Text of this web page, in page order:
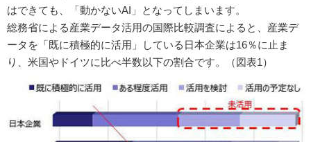
はできても、「動かないAI」となってしまいます。
総務省による産業データ活用の国際比較調査によると、産業デ
ータを「既に積極的に活用」している日本企業は16％に止ま
り、米国やドイツに比べ半数以下の割合です。（図表1）